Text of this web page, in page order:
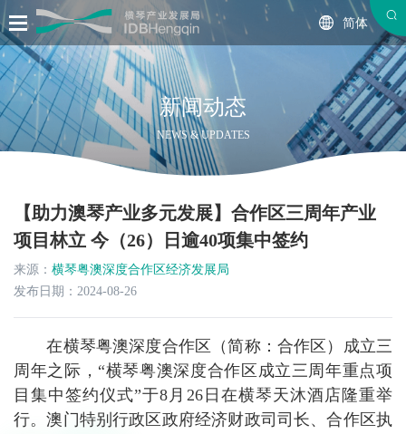
简体
新闻动态
NEWS & UPDATES
【助力澳琴产业多元发展】合作区三周年产业
项目林立 今（26）日逾40项集中签约
来源： 横琴粤澳深度合作区经济发展局
发布日期：2024-08-26
在横琴粤澳深度合作区（简称：合作区）成立三
周年之际，“横琴粤澳深度合作区成立三周年重点项
目集中签约仪式”于8月26日在横琴天沐酒店隆重举
行。澳门特别行政区政府经济财政司司长、合作区执